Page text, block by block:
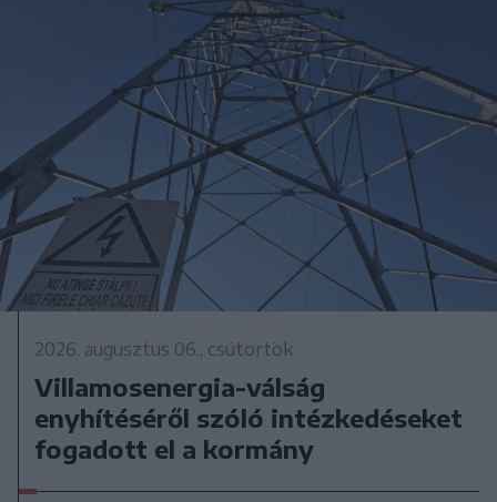
2026. augusztus 06., csütörtök
Villamosenergia-válság
enyhítéséről szóló intézkedéseket
fogadott el a kormány